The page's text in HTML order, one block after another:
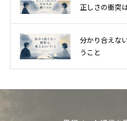
正しさの衝突
分かり合えな
うこと